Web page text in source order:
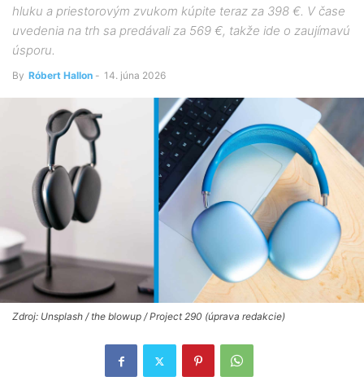
hluku a priestorovým zvukom kúpite teraz za 398 €. V čase
uvedenia na trh sa predávali za 569 €, takže ide o zaujímavú
úsporu.
By Róbert Hallon - 14. júna 2026
Zdroj: Unsplash / the blowup / Project 290 (úprava redakcie)